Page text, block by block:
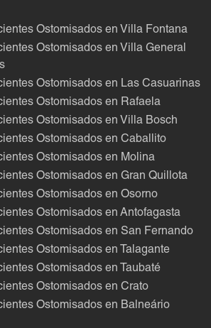
Ostomisados en Villa Fontana
Ostomisados en Villa General
Ostomisados en Las Casuarinas
Ostomisados en Rafaela
Ostomisados en Villa Bosch
Ostomisados en Caballito
Ostomisados en Molina
Ostomisados en Gran Quillota
Ostomisados en Osorno
Ostomisados en Antofagasta
Ostomisados en San Fernando
Ostomisados en Talagante
Ostomisados en Taubaté
Ostomisados en Crato
Ostomisados en Balneário